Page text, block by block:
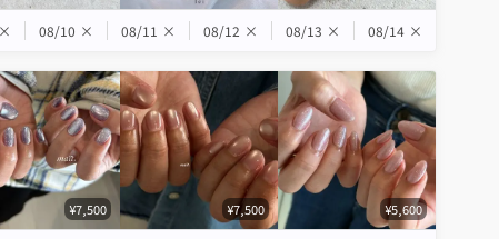
× 08/10 × 08/11 × 08/12 × 08/13 × 08/14 ×
¥7,500 ¥7,500 ¥5,600